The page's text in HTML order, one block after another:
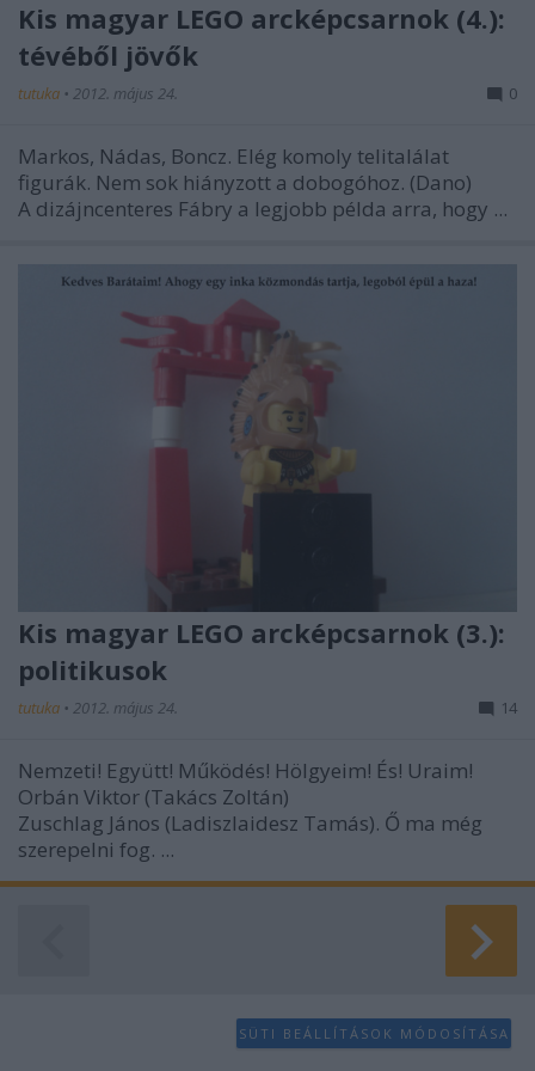
Kis magyar LEGO arcképcsarnok (4.):
tévéből jövők
tutuka • 2012. május 24. 0
Markos, Nádas, Boncz. Elég komoly telitalálat
figurák. Nem sok hiányzott a dobogóhoz. (Dano)
A dizájncenteres Fábry a legjobb példa arra, hogy ...
Kis magyar LEGO arcképcsarnok (3.):
politikusok
tutuka • 2012. május 24. 14
Nemzeti! Együtt! Működés! Hölgyeim! És! Uraim!
Orbán Viktor (Takács Zoltán)
Zuschlag János (Ladiszlaidesz Tamás). Ő ma még
szerepelni fog. ...
SÜTI BEÁLLÍTÁSOK MÓDOSÍTÁSA